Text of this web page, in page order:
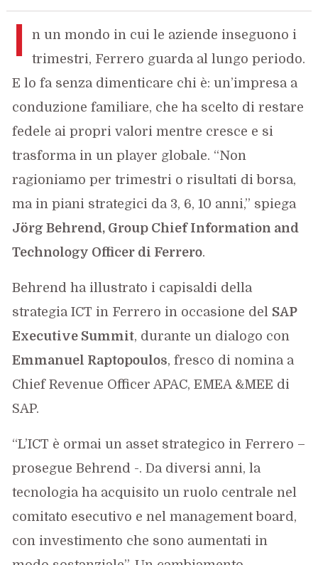
I
n un mondo in cui le aziende inseguono i
trimestri, Ferrero guarda al lungo periodo.
E lo fa senza dimenticare chi è: un’impresa a
conduzione familiare, che ha scelto di restare
fedele ai propri valori mentre cresce e si
trasforma in un player globale. “Non
ragioniamo per trimestri o risultati di borsa,
ma in piani strategici da 3, 6, 10 anni,” spiega
Jörg Behrend, Group Chief Information and
Technology Officer di Ferrero.
Behrend ha illustrato i capisaldi della
strategia ICT in Ferrero in occasione del SAP
Executive Summit, durante un dialogo con
Emmanuel Raptopoulos, fresco di nomina a
Chief Revenue Officer APAC, EMEA &MEE di
SAP.
“L’ICT è ormai un asset strategico in Ferrero –
prosegue Behrend -. Da diversi anni, la
tecnologia ha acquisito un ruolo centrale nel
comitato esecutivo e nel management board,
con investimento che sono aumentati in